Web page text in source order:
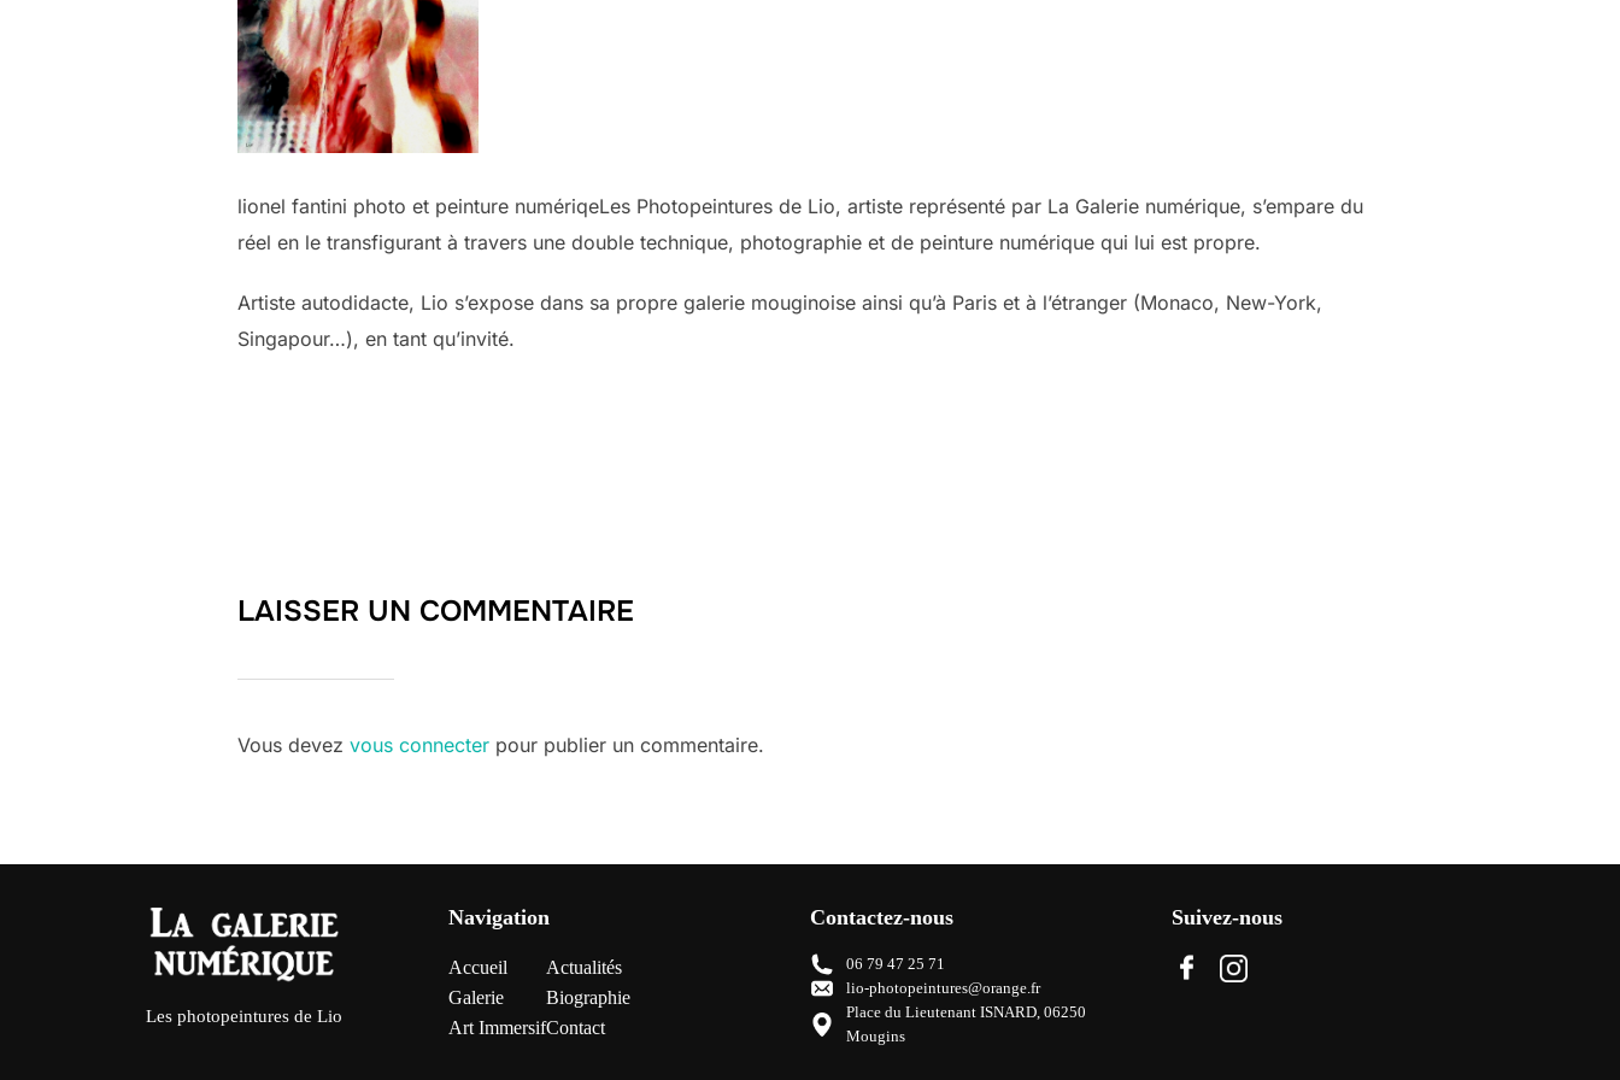
lionel fantini photo et peinture numériqeLes Photopeintures de Lio, artiste représenté par La Galerie numérique, s’empare du
réel en le transfigurant à travers une double technique, photographie et de peinture numérique qui lui est propre.
Artiste autodidacte, Lio s’expose dans sa propre galerie mouginoise ainsi qu’à Paris et à l’étranger (Monaco, New-York,
Singapour…), en tant qu’invité.
LAISSER UN COMMENTAIRE
Vous devez vous connecter pour publier un commentaire.
Les photopeintures de Lio
Navigation
Accueil
Galerie
Art Immersif
Actualités
Biographie
Contact
Contactez-nous
06 79 47 25 71
lio-photopeintures@orange.fr
Place du Lieutenant ISNARD, 06250
Mougins
Suivez-nous